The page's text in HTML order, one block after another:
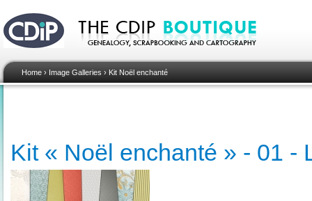
Home › Image Galleries › Kit Noël enchanté
Kit « Noël enchanté » - 01 -